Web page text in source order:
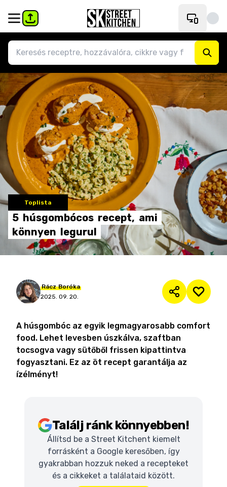
Toplista
5 húsgombócos recept, ami
könnyen legurul
Rácz Boróka
2025. 09. 20.
A húsgombóc az egyik legmagyarosabb comfort
food. Lehet levesben úszkálva, szaftban
tocsogva vagy sütőből frissen kipattintva
fogyasztani. Ez az öt recept garantálja az
ízélményt!
Találj ránk könnyebben!
Állítsd be a Street Kitchent kiemelt
forrásként a Google keresőben, így
gyakrabban hozzuk neked a recepteket
és a cikkeket a találataid között.